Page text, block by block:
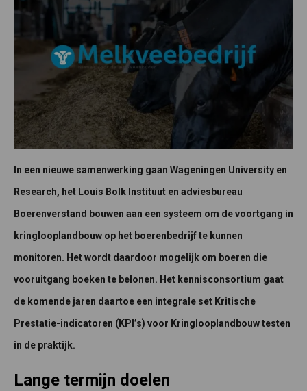
In een nieuwe samenwerking gaan Wageningen University en
Research, het Louis Bolk Instituut en adviesbureau
Boerenverstand bouwen aan een systeem om de voortgang in
kringlooplandbouw op het boerenbedrijf te kunnen
monitoren. Het wordt daardoor mogelijk om boeren die
vooruitgang boeken te belonen. Het kennisconsortium gaat
de komende jaren daartoe een integrale set Kritische
Prestatie-indicatoren (KPI’s) voor Kringlooplandbouw testen
in de praktijk.
Lange termijn doelen